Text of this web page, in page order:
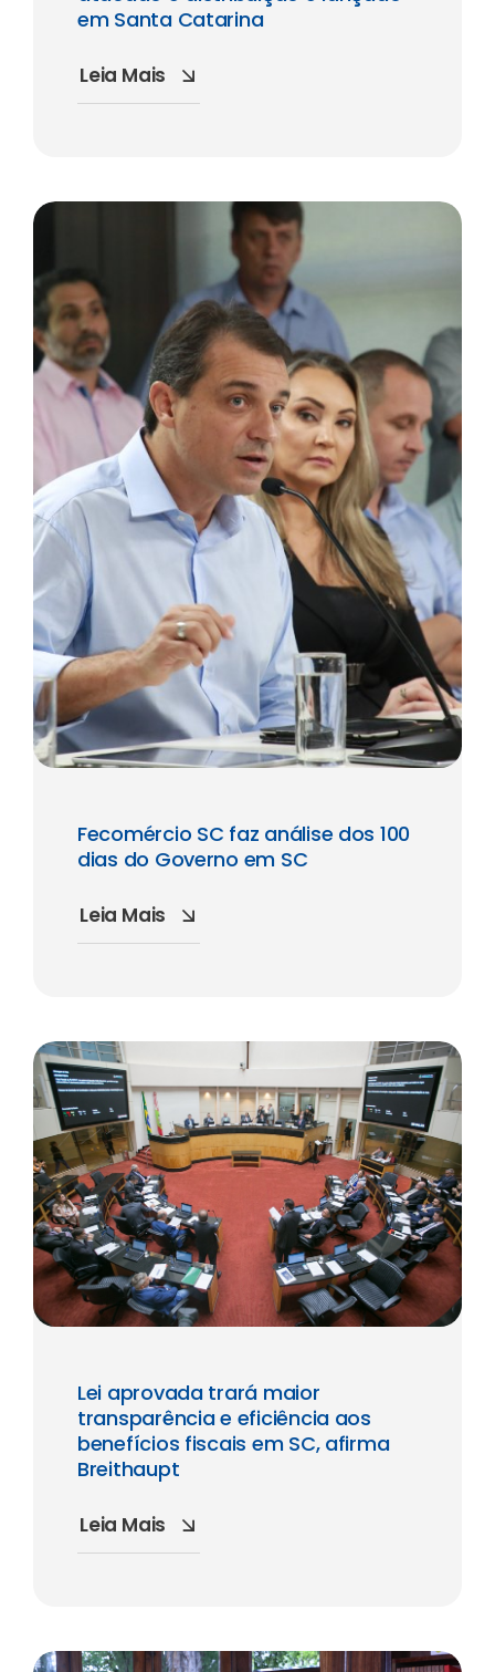
em Santa Catarina
Leia Mais
Fecomércio SC faz análise dos 100
dias do Governo em SC
Leia Mais
Lei aprovada trará maior
transparência e eficiência aos
benefícios fiscais em SC, afirma
Breithaupt
Leia Mais